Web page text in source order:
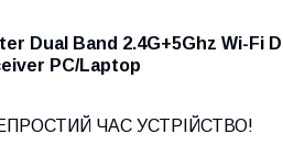
Dual Band 2.4G+5Ghz Wi-Fi
PC/Laptop
ЧАС УСТРІЙСТВО!